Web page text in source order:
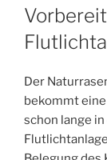
AM
Der
bekommt
schon lange